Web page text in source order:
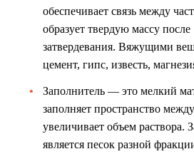
обеспечивает связь между
образует твердую массу после
затвердевания. Вяжущими
цемент, гипс, известь,
Заполнитель — это мелкий
заполняет пространство
увеличивает объем раствора.
является песок разной